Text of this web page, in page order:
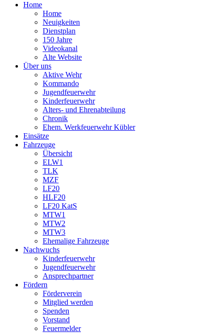
Home
Home
Neuigkeiten
Dienstplan
150 Jahre
Videokanal
Alte Website
Über uns
Aktive Wehr
Kommando
Jugendfeuerwehr
Kinderfeuerwehr
Alters- und Ehrenabteilung
Chronik
Ehem. Werkfeuerwehr Kübler
Einsätze
Fahrzeuge
Übersicht
ELW1
TLK
MZF
LF20
HLF20
LF20 KatS
MTW1
MTW2
MTW3
Ehemalige Fahrzeuge
Nachwuchs
Kinderfeuerwehr
Jugendfeuerwehr
Ansprechpartner
Fördern
Förderverein
Mitglied werden
Spenden
Vorstand
Feuermelder